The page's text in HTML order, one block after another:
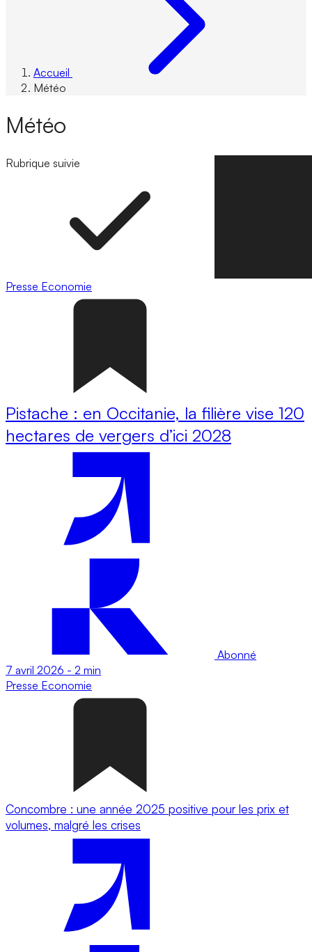
Accueil
Météo
Météo
Rubrique suivie
Presse Economie
Pistache : en Occitanie, la filière vise 120
hectares de vergers d’ici 2028
Abonné
7 avril 2026 - 2 min
Presse Economie
Concombre : une année 2025 positive pour les prix et
volumes, malgré les crises